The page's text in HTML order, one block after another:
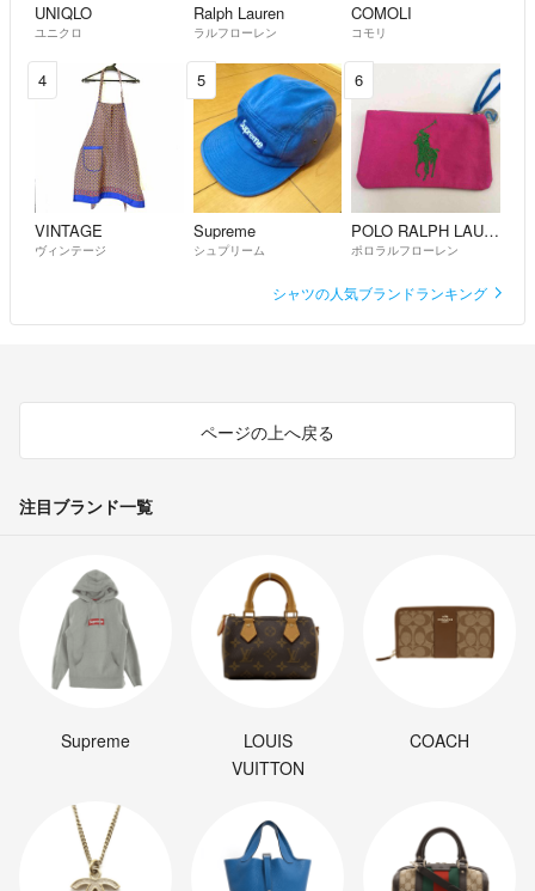
UNIQLO
ユニクロ
Ralph Lauren
ラルフローレン
COMOLI
コモリ
4
VINTAGE
ヴィンテージ
5
Supreme
シュプリーム
6
POLO RALPH LAUREN
ポロラルフローレン
シャツの人気ブランドランキング
ページの上へ戻る
注目ブランド一覧
Supreme
LOUIS
VUITTON
COACH